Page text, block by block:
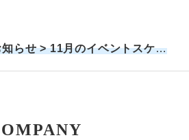
知らせ > 11月のイベントスケジ